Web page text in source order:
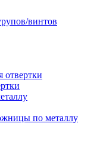
винтов
отвертки
по металлу